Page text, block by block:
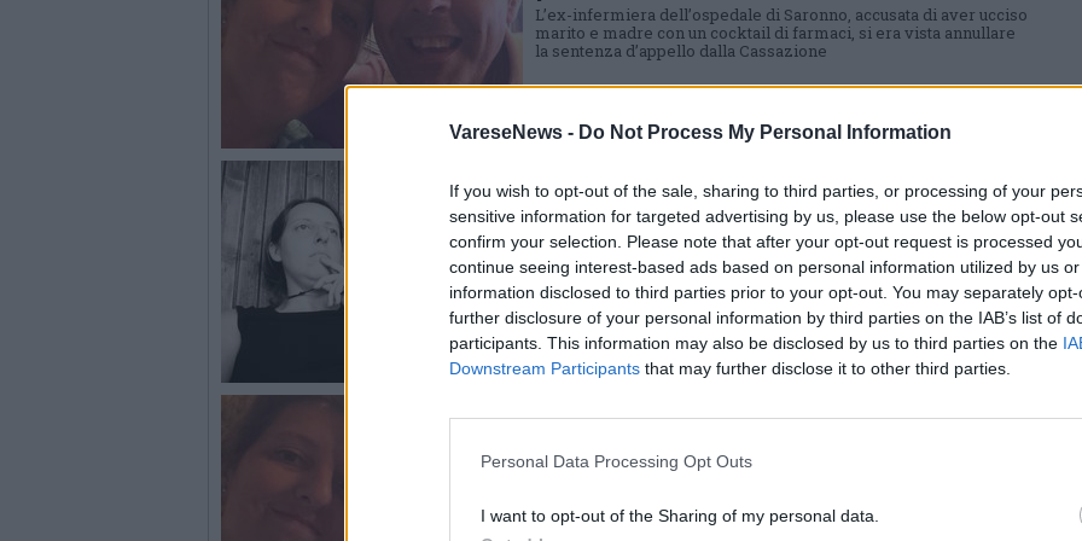
VareseNews - Do Not Process My Personal Information
If you wish to opt-out of the sale, sharing to third parties, or processing of your
sensitive information for targeted advertising by us, please use the below opt-out
confirm your selection. Please note that after your opt-out request is processed
continue seeing interest-based ads based on personal information utilized by us
information disclosed to third parties prior to your opt-out. You may separately
further disclosure of your personal information by third parties on the IAB’s list of
participants. This information may also be disclosed by us to third parties on the
Downstream Participants that may further disclose it to other third parties.
Personal Data Processing Opt Outs
I want to opt-out of the Sharing of my personal data.
L’ex-infermiera dell’ospedale di Saronno, accusata di aver ucciso
marito e madre con un cocktail di farmaci, si era vista annullare
la sentenza d’appello dalla Cassazione
Una nuova perizia psichiatrica per
Laura Taroni
Le motivazioni della sentenza che ha annullato la condanna a 30
anni da parte della Corte d’Appello, fanno emergere la necessità
di un nuovo esame che stabilisca l’imputabilità dell’ex-infermiera
accusata di duplice omicidio
Annullata la sentenza di condanna a
30 anni per Laura Taroni
per l’omicidio del marito e della madre